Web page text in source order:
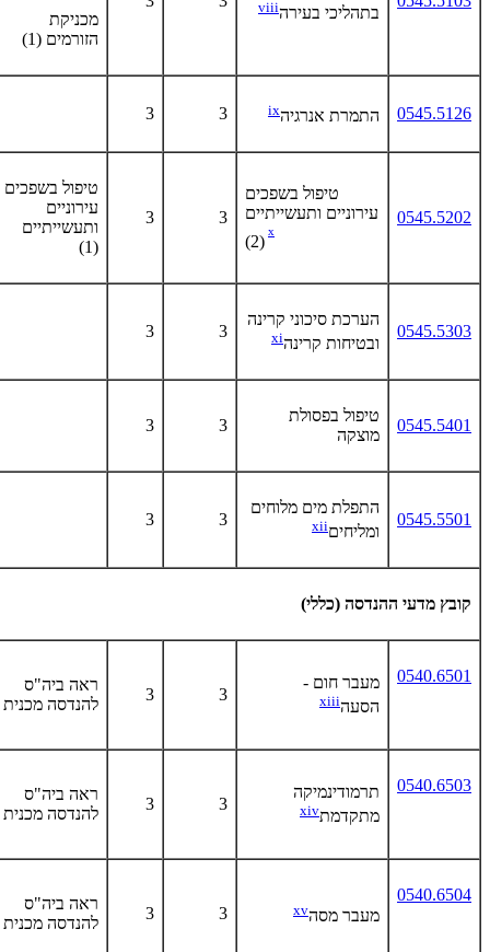
בתהליכי בעירהviii
מכניקת
הזורמים (1)
0545.5126 התמרת אנרגיהix
3
3
0545.5202
טיפול בשפכים
עירוניים ותעשייתיים
(2)
x
3
3
טיפול בשפכים
עירוניים
ותעשייתיים
(1)
0545.5303
הערכת סיכוני קרינה
ובטיחות קרינהxi
3
3
0545.5401
טיפול בפסולת
מוצקה
3
3
0545.5501
התפלת מים מלוחים
ומליחיםxii
3
3
קובץ מדעי ההנדסה (כללי)
0540.6501
מעבר חום -
הסעהxiii
3
3
ראה ביה"ס
להנדסה מכנית
0540.6503
תרמודינמיקה
מתקדמתxiv
3
3
ראה ביה"ס
להנדסה מכנית
0540.6504
מעבר מסהxv
3
3
ראה ביה"ס
להנדסה מכנית